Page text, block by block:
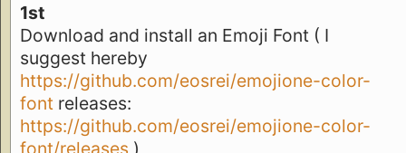
1st
Download and install an Emoji Font ( I
suggest hereby
https://github.com/eosrei/emojione-color-
font releases:
https://github.com/eosrei/emojione-color-
font/releases )